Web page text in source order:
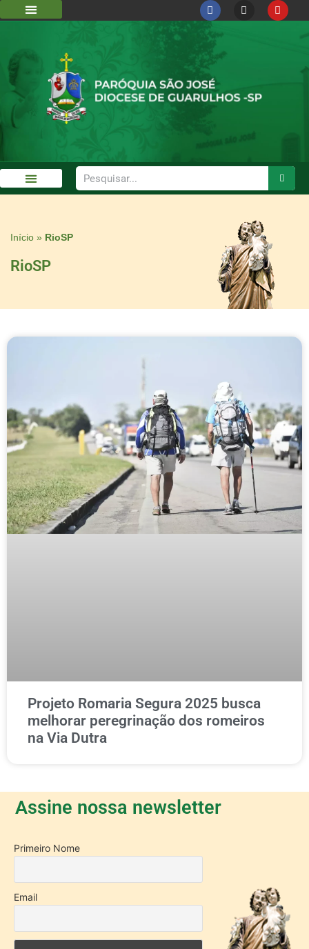
Início » RioSP
RioSP
Projeto Romaria Segura 2025 busca
melhorar peregrinação dos romeiros
na Via Dutra
Assine nossa newsletter
Primeiro Nome
Email